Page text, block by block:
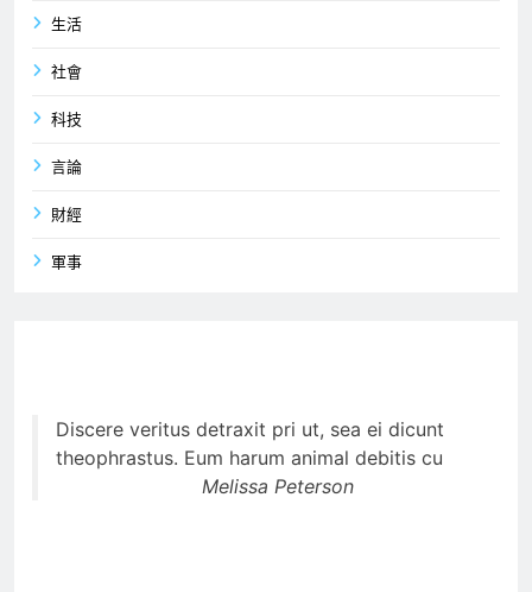
生活
社會
科技
言論
財經
軍事
Discere veritus detraxit pri ut, sea ei dicunt
theophrastus. Eum harum animal debitis cu
Melissa Peterson